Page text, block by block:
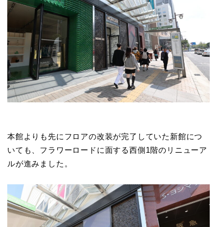
本館よりも先にフロアの改装が完了していた新館につ
いても、フラワーロードに面する西側1階のリニューア
ルが進みました。